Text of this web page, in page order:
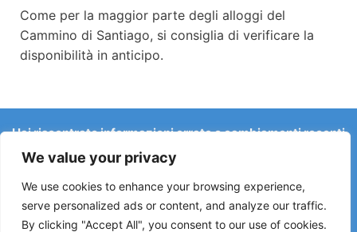
We value your privacy
We use cookies to enhance your browsing experience,
serve personalized ads or content, and analyze our traffic.
By clicking "Accept All", you consent to our use of cookies.
Come per la maggior parte degli alloggi del
Cammino di Santiago, si consiglia di verificare la
disponibilità in anticipo.
Hai riscontrato informazioni errate o cambiamenti recenti
Le segnalazioni su ostelli chiusi, allagamenti, deviazioni,
lavori stradali o altri cambiamenti aiutano a mantenere la
guida aggiornata.